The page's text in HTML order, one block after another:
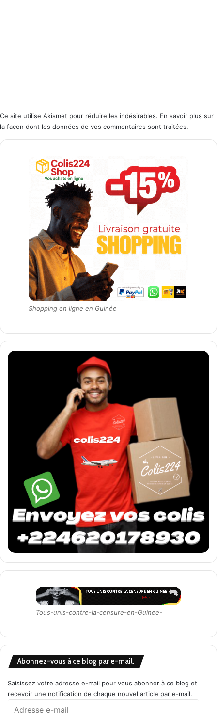
Ce site utilise Akismet pour réduire les indésirables. En savoir plus sur
la façon dont les données de vos commentaires sont traitées.
Shopping en ligne en Guinée
Tous-unis-contre-la-censure-en-Guinee-
Abonnez-vous à ce blog par e-mail.
Saisissez votre adresse e-mail pour vous abonner à ce blog et
recevoir une notification de chaque nouvel article par e-mail.